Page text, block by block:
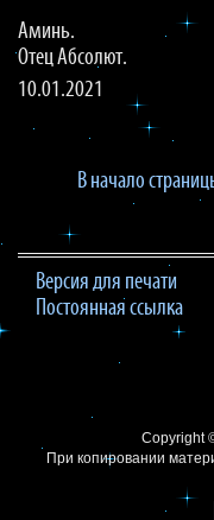
Аминь.
Отец Абсолют.
10.01.2021
В начало
Версия для печати
Постоянная ссылка
Copyright
При копировании